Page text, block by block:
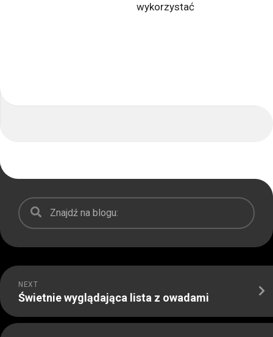
wykorzystać
NEXT
Świetnie wyglądająca lista z owadami